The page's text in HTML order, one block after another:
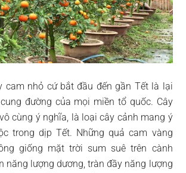
cam nhỏ cứ bắt đầu đến gần Tết là lại
đường của mọi miền tổ quốc. Cây
cùng ý nghĩa, là loại cây cảnh mang ý
trong dịp Tết. Những quả cam vàng
giống mặt trời sum suê trên cành
năng lượng dương, tràn đầy năng lượng